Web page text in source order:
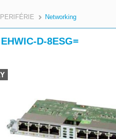
PERIFÉRIE >
Networking
D-8ESG=